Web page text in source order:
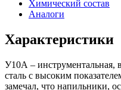
Химический состав
Аналоги
Характеристики
У10А – инструментальная,
сталь с высоким
замечал, что напильники,